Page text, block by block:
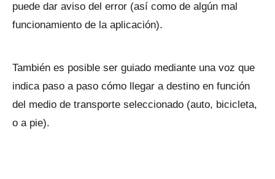
puede dar aviso del error (así como de algún mal
funcionamiento de la aplicación).
También es posible ser guiado mediante una voz que
indica paso a paso cómo llegar a destino en función
del medio de transporte seleccionado (auto, bicicleta,
o a pie).